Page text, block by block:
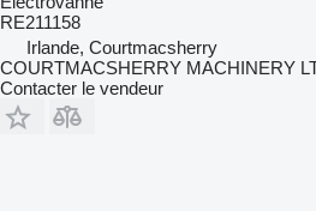
RE211158
Irlande, Courtmacsherry
COURTMACSHERRY MACHINERY
Contacter le vendeur